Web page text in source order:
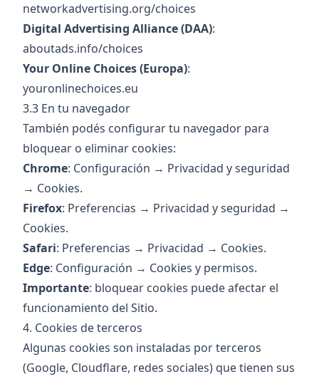
networkadvertising.org/choices
Digital Advertising Alliance (DAA):
aboutads.info/choices
Your Online Choices (Europa):
youronlinechoices.eu
3.3 En tu navegador
También podés configurar tu navegador para
bloquear o eliminar cookies:
Chrome: Configuración → Privacidad y seguridad
→ Cookies.
Firefox: Preferencias → Privacidad y seguridad →
Cookies.
Safari: Preferencias → Privacidad → Cookies.
Edge: Configuración → Cookies y permisos.
Importante: bloquear cookies puede afectar el
funcionamiento del Sitio.
4. Cookies de terceros
Algunas cookies son instaladas por terceros
(Google, Cloudflare, redes sociales) que tienen sus